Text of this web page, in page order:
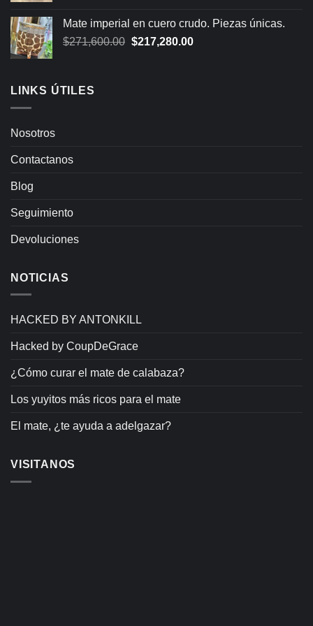
Mate imperial en cuero crudo. Piezas únicas.
$271,600.00 Original
$217,280.00Current
LINKS ÚTILES
Nosotros
Contactanos
Blog
Seguimiento
Devoluciones
NOTICIAS
HACKED BY ANTONKILL
Hacked by CoupDeGrace
¿Cómo curar el mate de calabaza?
Los yuyitos más ricos para el mate
El mate, ¿te ayuda a adelgazar?
VISITANOS